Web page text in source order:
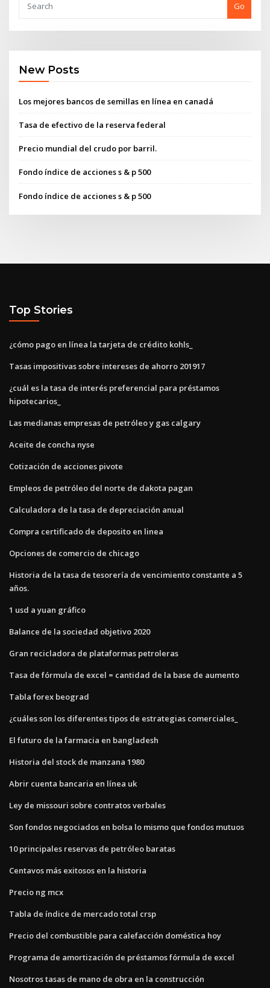
Go
New Posts
Los mejores bancos de semillas en línea en canadá
Tasa de efectivo de la reserva federal
Precio mundial del crudo por barril.
Fondo índice de acciones s & p 500
Fondo índice de acciones s & p 500
Top Stories
¿cómo pago en línea la tarjeta de crédito kohls_
Tasas impositivas sobre intereses de ahorro 201917
¿cuál es la tasa de interés preferencial para préstamos
hipotecarios_
Las medianas empresas de petróleo y gas calgary
Aceite de concha nyse
Cotización de acciones pivote
Empleos de petróleo del norte de dakota pagan
Calculadora de la tasa de depreciación anual
Compra certificado de deposito en linea
Opciones de comercio de chicago
Historia de la tasa de tesorería de vencimiento constante a 5
años.
1 usd a yuan gráfico
Balance de la sociedad objetivo 2020
Gran recicladora de plataformas petroleras
Tasa de fórmula de excel = cantidad de la base de aumento
Tabla forex beograd
¿cuáles son los diferentes tipos de estrategias comerciales_
El futuro de la farmacia en bangladesh
Historia del stock de manzana 1980
Abrir cuenta bancaria en línea uk
Ley de missouri sobre contratos verbales
Son fondos negociados en bolsa lo mismo que fondos mutuos
10 principales reservas de petróleo baratas
Centavos más exitosos en la historia
Precio ng mcx
Tabla de índice de mercado total crsp
Precio del combustible para calefacción doméstica hoy
Programa de amortización de préstamos fórmula de excel
Nosotros tasas de mano de obra en la construcción